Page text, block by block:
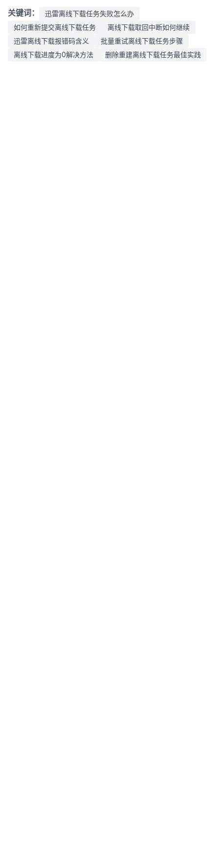
关键词：
迅雷离线下载任务失败怎么办
如何重新提交离线下载任务
离线下载取回中断如何继续
迅雷离线下载报错码含义
批量重试离线下载任务步骤
离线下载进度为0解决方法
删除重建离线下载任务最佳实践